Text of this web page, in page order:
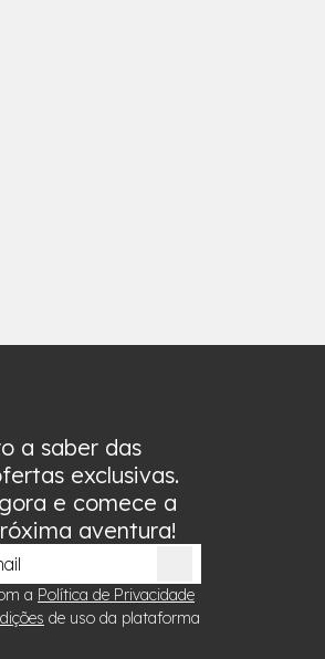
a saber das
exclusivas.
e comece a
aventura!
a Política de Privacidade
de uso da plataforma